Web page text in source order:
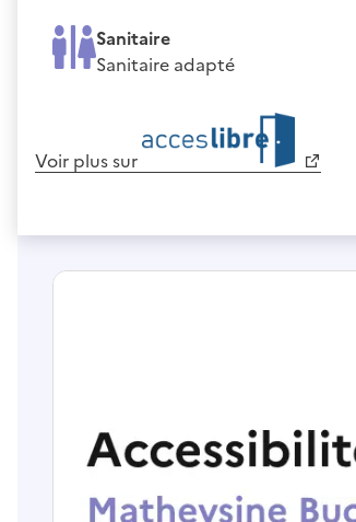
Sanitaire
Sanitaire adapté
Voir plus sur